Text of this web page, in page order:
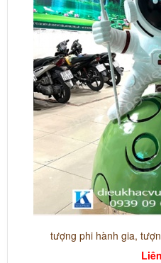
tượng phi hành gia,